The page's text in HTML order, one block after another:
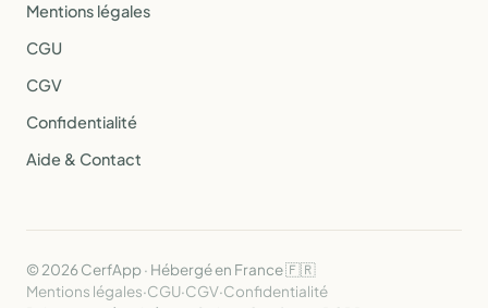
Mentions légales
CGU
CGV
Confidentialité
Aide & Contact
© 2026 CerfApp · Hébergé en France 🇫🇷
Mentions légales·CGU·CGV·Confidentialité